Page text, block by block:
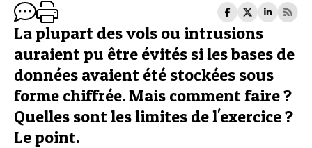
La plupart des vols ou intrusions
auraient pu être évités si les bases de
données avaient été stockées sous
forme chiffrée. Mais comment faire ?
Quelles sont les limites de l'exercice ?
Le point.